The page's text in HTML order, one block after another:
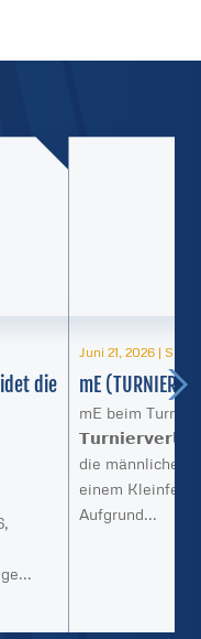
die
Juni 21, 2026 |
mE (TURNIER)|
mE beim
die männliche E
einem
Aufgrund...